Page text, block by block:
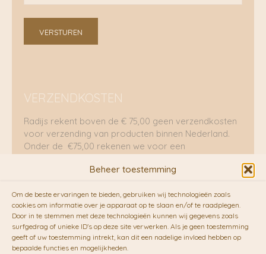
Beheer toestemming
Om de beste ervaringen te bieden, gebruiken wij technologieën zoals
cookies om informatie over je apparaat op te slaan en/of te raadplegen.
Door in te stemmen met deze technologieën kunnen wij gegevens zoals
surfgedrag of unieke ID's op deze site verwerken. Als je geen toestemming
geeft of uw toestemming intrekt, kan dit een nadelige invloed hebben op
bepaalde functies en mogelijkheden.
VERSTUREN
VERZENDKOSTEN
Radijs rekent boven de € 75,00 geen verzendkosten
voor verzending van producten binnen Nederland.
Onder de €75,00 rekenen we voor een
RADIJS werkt samen met de duurzame bezorgdienst
vanFietskoeriers.nl. Pakketten (mits voorradig) voor
10.00 uur besteld op een doordeweekse dag,
bezorgen zij soms nog op dezelfde dag in de